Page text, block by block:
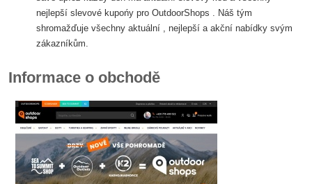
nejlepší slevové kupońy pro OutdoorShops . Náš tým
shromažďuje všechny aktuální , nejlepší a akční nabídky svým
zákazníkům.
Informace o obchodě